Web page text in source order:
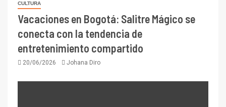
CULTURA
Vacaciones en Bogotá: Salitre Mágico se
conecta con la tendencia de
entretenimiento compartido
20/06/2026 Johana Diro